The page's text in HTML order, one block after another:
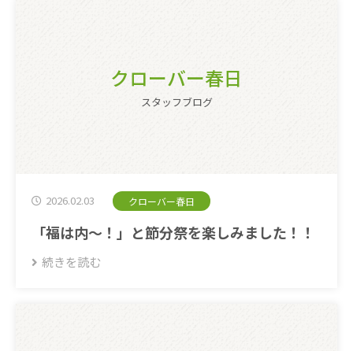
クローバー春日
スタッフブログ
2026.02.03 クローバー春日
「福は内〜！」と節分祭を楽しみました！！
続きを読む